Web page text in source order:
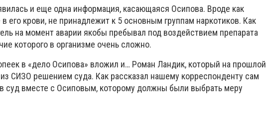
и еще одна информация, касающаяся Осипова. Вроде как
его крови, не принадлежит к 5 основным группам наркотиков. Как
на момент аварии якобы пребывал под воздействием препарата
которого в организме очень сложно.
в «дело Осипова» вложил и… Роман Ландик, который на прошлой
СИЗО решением суда. Как рассказал нашему корреспонденту сам
суд вместе с Осиповым, которому должны были выбрать меру